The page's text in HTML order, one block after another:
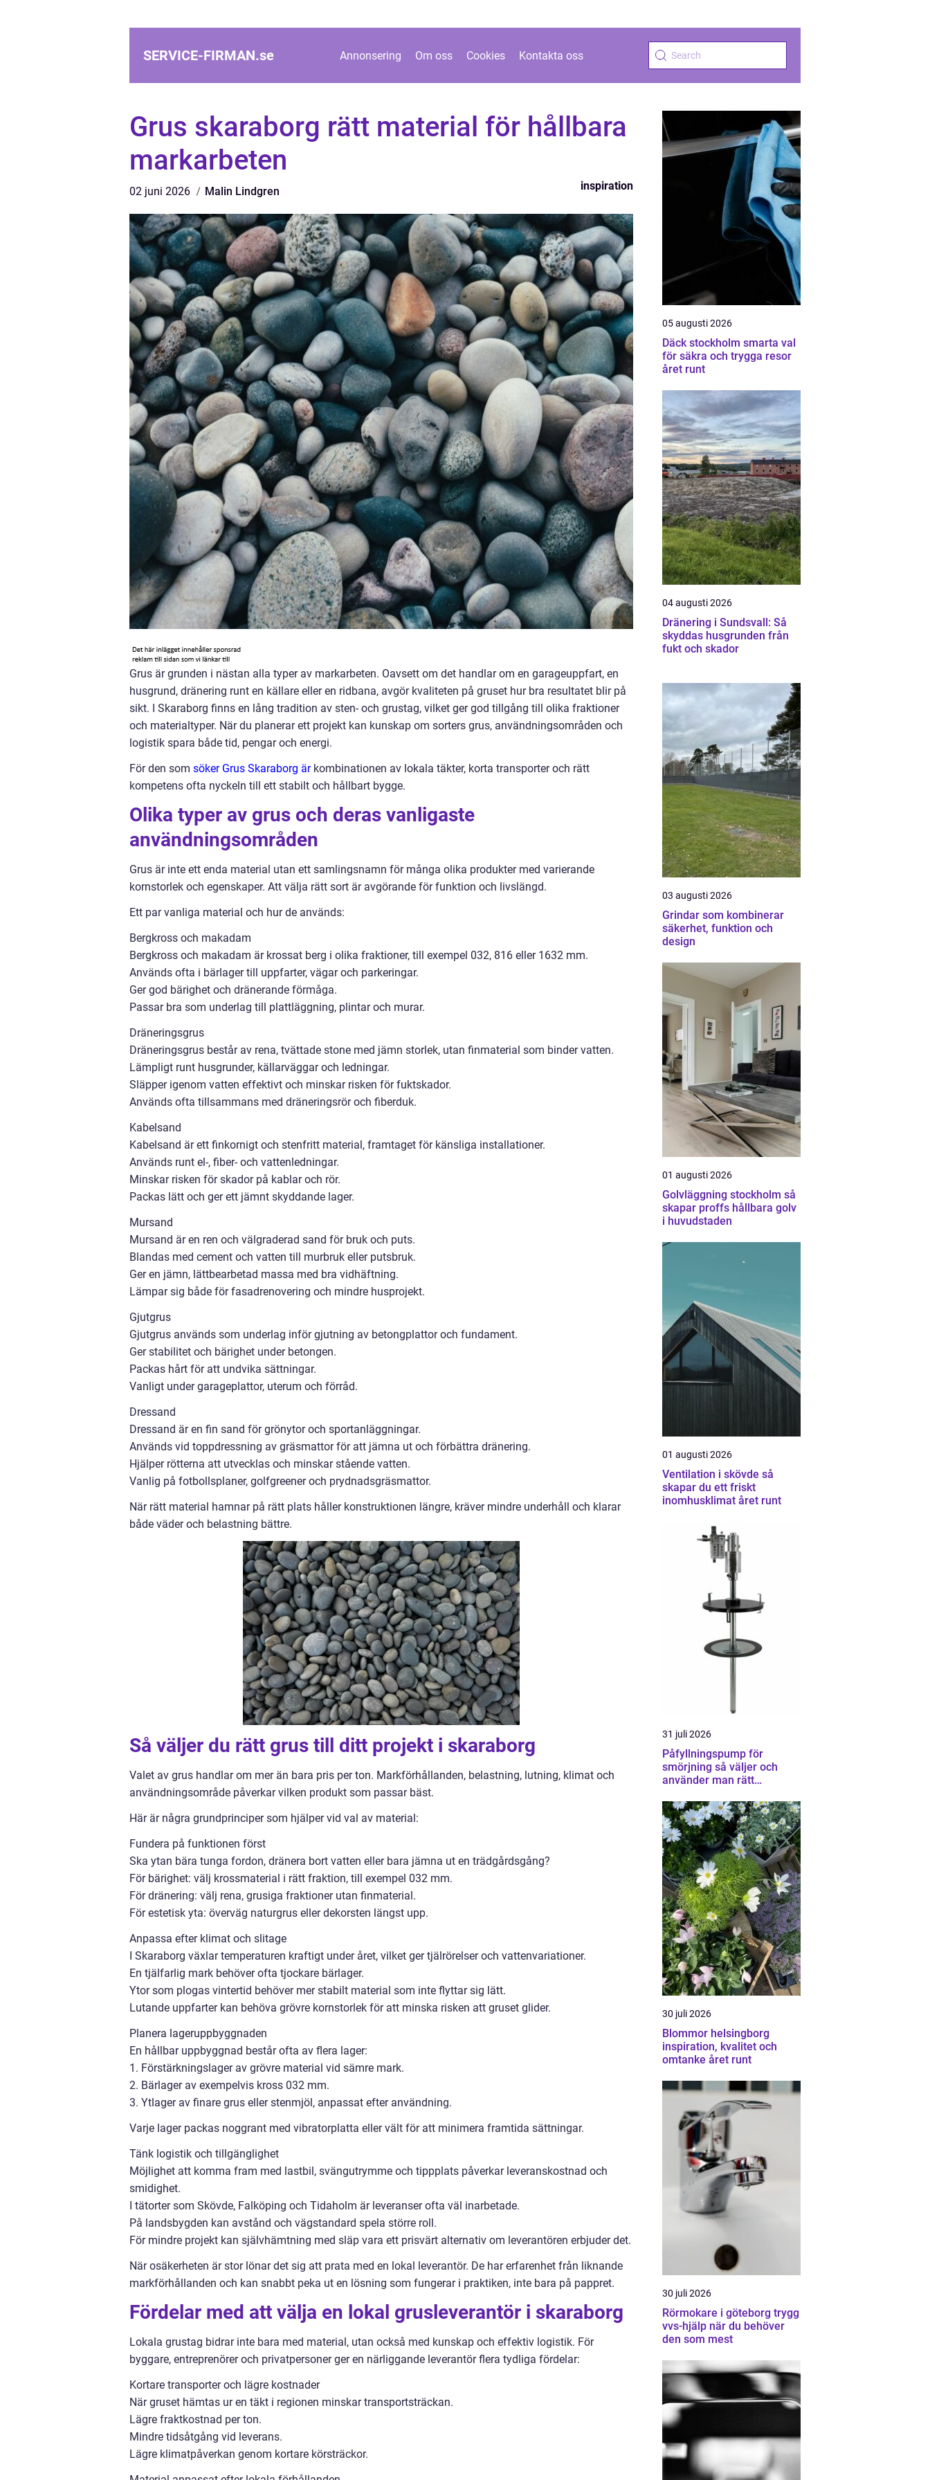
SERVICE-FIRMAN.se Annonsering Om oss Cookies Kontakta oss
Grus skaraborg rätt material för hållbara
markarbeten
02 juni 2026 Malin Lindgren inspiration
Grus är grunden i nästan alla typer av markarbeten. Oavsett om det handlar om en garageuppfart, en
husgrund, dränering runt en källare eller en ridbana, avgör kvaliteten på gruset hur bra resultatet blir på
sikt. I Skaraborg finns en lång tradition av sten- och grustag, vilket ger god tillgång till olika fraktioner
och materialtyper. När du planerar ett projekt kan kunskap om sorters grus, användningsområden och
logistik spara både tid, pengar och energi.
För den som söker Grus Skaraborg ärkombinationen av lokala täkter, korta transporter och rätt
kompetens ofta nyckeln till ett stabilt och hållbart bygge.
Olika typer av grus och deras vanligaste
användningsområden
Grus är inte ett enda material utan ett samlingsnamn för många olika produkter med varierande
kornstorlek och egenskaper. Att välja rätt sort är avgörande för funktion och livslängd.
Ett par vanliga material och hur de används:
Bergkross och makadam
Bergkross och makadam är krossat berg i olika fraktioner, till exempel 032, 816 eller 1632 mm.
Används ofta i bärlager till uppfarter, vägar och parkeringar.
Ger god bärighet och dränerande förmåga.
Passar bra som underlag till plattläggning, plintar och murar.
Dräneringsgrus
Dräneringsgrus består av rena, tvättade stone med jämn storlek, utan finmaterial som binder vatten.
Lämpligt runt husgrunder, källarväggar och ledningar.
Släpper igenom vatten effektivt och minskar risken för fuktskador.
Används ofta tillsammans med dräneringsrör och fiberduk.
Kabelsand
Kabelsand är ett finkornigt och stenfritt material, framtaget för känsliga installationer.
Används runt el-, fiber- och vattenledningar.
Minskar risken för skador på kablar och rör.
Packas lätt och ger ett jämnt skyddande lager.
Mursand
Mursand är en ren och välgraderad sand för bruk och puts.
Blandas med cement och vatten till murbruk eller putsbruk.
Ger en jämn, lättbearbetad massa med bra vidhäftning.
Lämpar sig både för fasadrenovering och mindre husprojekt.
Gjutgrus
Gjutgrus används som underlag inför gjutning av betongplattor och fundament.
Ger stabilitet och bärighet under betongen.
Packas hårt för att undvika sättningar.
Vanligt under garageplattor, uterum och förråd.
Dressand
Dressand är en fin sand för grönytor och sportanläggningar.
Används vid toppdressning av gräsmattor för att jämna ut och förbättra dränering.
Hjälper rötterna att utvecklas och minskar stående vatten.
Vanlig på fotbollsplaner, golfgreener och prydnadsgräsmattor.
När rätt material hamnar på rätt plats håller konstruktionen längre, kräver mindre underhåll och klarar
både väder och belastning bättre.
Så väljer du rätt grus till ditt projekt i skaraborg
Valet av grus handlar om mer än bara pris per ton. Markförhållanden, belastning, lutning, klimat och
användningsområde påverkar vilken produkt som passar bäst.
Här är några grundprinciper som hjälper vid val av material:
Fundera på funktionen först
Ska ytan bära tunga fordon, dränera bort vatten eller bara jämna ut en trädgårdsgång?
För bärighet: välj krossmaterial i rätt fraktion, till exempel 032 mm.
För dränering: välj rena, grusiga fraktioner utan finmaterial.
För estetisk yta: överväg naturgrus eller dekorsten längst upp.
Anpassa efter klimat och slitage
I Skaraborg växlar temperaturen kraftigt under året, vilket ger tjälrörelser och vattenvariationer.
En tjälfarlig mark behöver ofta tjockare bärlager.
Ytor som plogas vintertid behöver mer stabilt material som inte flyttar sig lätt.
Lutande uppfarter kan behöva grövre kornstorlek för att minska risken att gruset glider.
Planera lageruppbyggnaden
En hållbar uppbyggnad består ofta av flera lager:
1. Förstärkningslager av grövre material vid sämre mark.
2. Bärlager av exempelvis kross 032 mm.
3. Ytlager av finare grus eller stenmjöl, anpassat efter användning.
Varje lager packas noggrant med vibratorplatta eller vält för att minimera framtida sättningar.
Tänk logistik och tillgänglighet
Möjlighet att komma fram med lastbil, svängutrymme och tippplats påverkar leveranskostnad och
smidighet.
I tätorter som Skövde, Falköping och Tidaholm är leveranser ofta väl inarbetade.
På landsbygden kan avstånd och vägstandard spela större roll.
För mindre projekt kan självhämtning med släp vara ett prisvärt alternativ om leverantören erbjuder det.
När osäkerheten är stor lönar det sig att prata med en lokal leverantör. De har erfarenhet från liknande
markförhållanden och kan snabbt peka ut en lösning som fungerar i praktiken, inte bara på pappret.
Fördelar med att välja en lokal grusleverantör i skaraborg
Lokala grustag bidrar inte bara med material, utan också med kunskap och effektiv logistik. För
byggare, entreprenörer och privatpersoner ger en närliggande leverantör flera tydliga fördelar:
Kortare transporter och lägre kostnader
När gruset hämtas ur en täkt i regionen minskar transportsträckan.
Lägre fraktkostnad per ton.
Mindre tidsåtgång vid leverans.
Lägre klimatpåverkan genom kortare körsträckor.
05 augusti 2026
Däck stockholm smarta val
för säkra och trygga resor
året runt
04 augusti 2026
Dränering i Sundsvall: Så
skyddas husgrunden från
fukt och skador
03 augusti 2026
Grindar som kombinerar
säkerhet, funktion och
design
01 augusti 2026
Golvläggning stockholm så
skapar proffs hållbara golv
i huvudstaden
01 augusti 2026
Ventilation i skövde så
skapar du ett friskt
inomhusklimat året runt
31 juli 2026
Påfyllningspump för
smörjning så väljer och
använder man rätt
30 juli 2026
Blommor helsingborg
inspiration, kvalitet och
omtanke året runt
30 juli 2026
Rörmokare i göteborg trygg
vvs-hjälp när du behöver
den som mest